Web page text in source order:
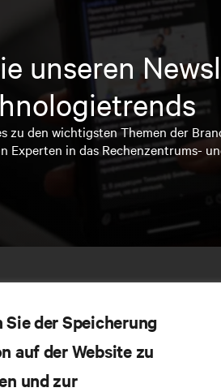
unseren
zu den wichtigsten Themen der
Experten in das Rechenzentrums-
der Speicherung
auf der Website zu
und zur